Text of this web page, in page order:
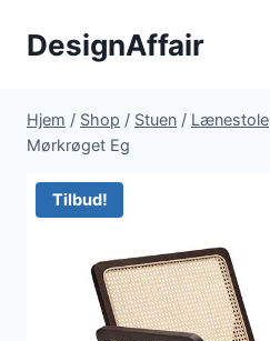
DesignAffair
Hjem / Shop / Stuen / Lænestole
Mørkrøget Eg
Tilbud!